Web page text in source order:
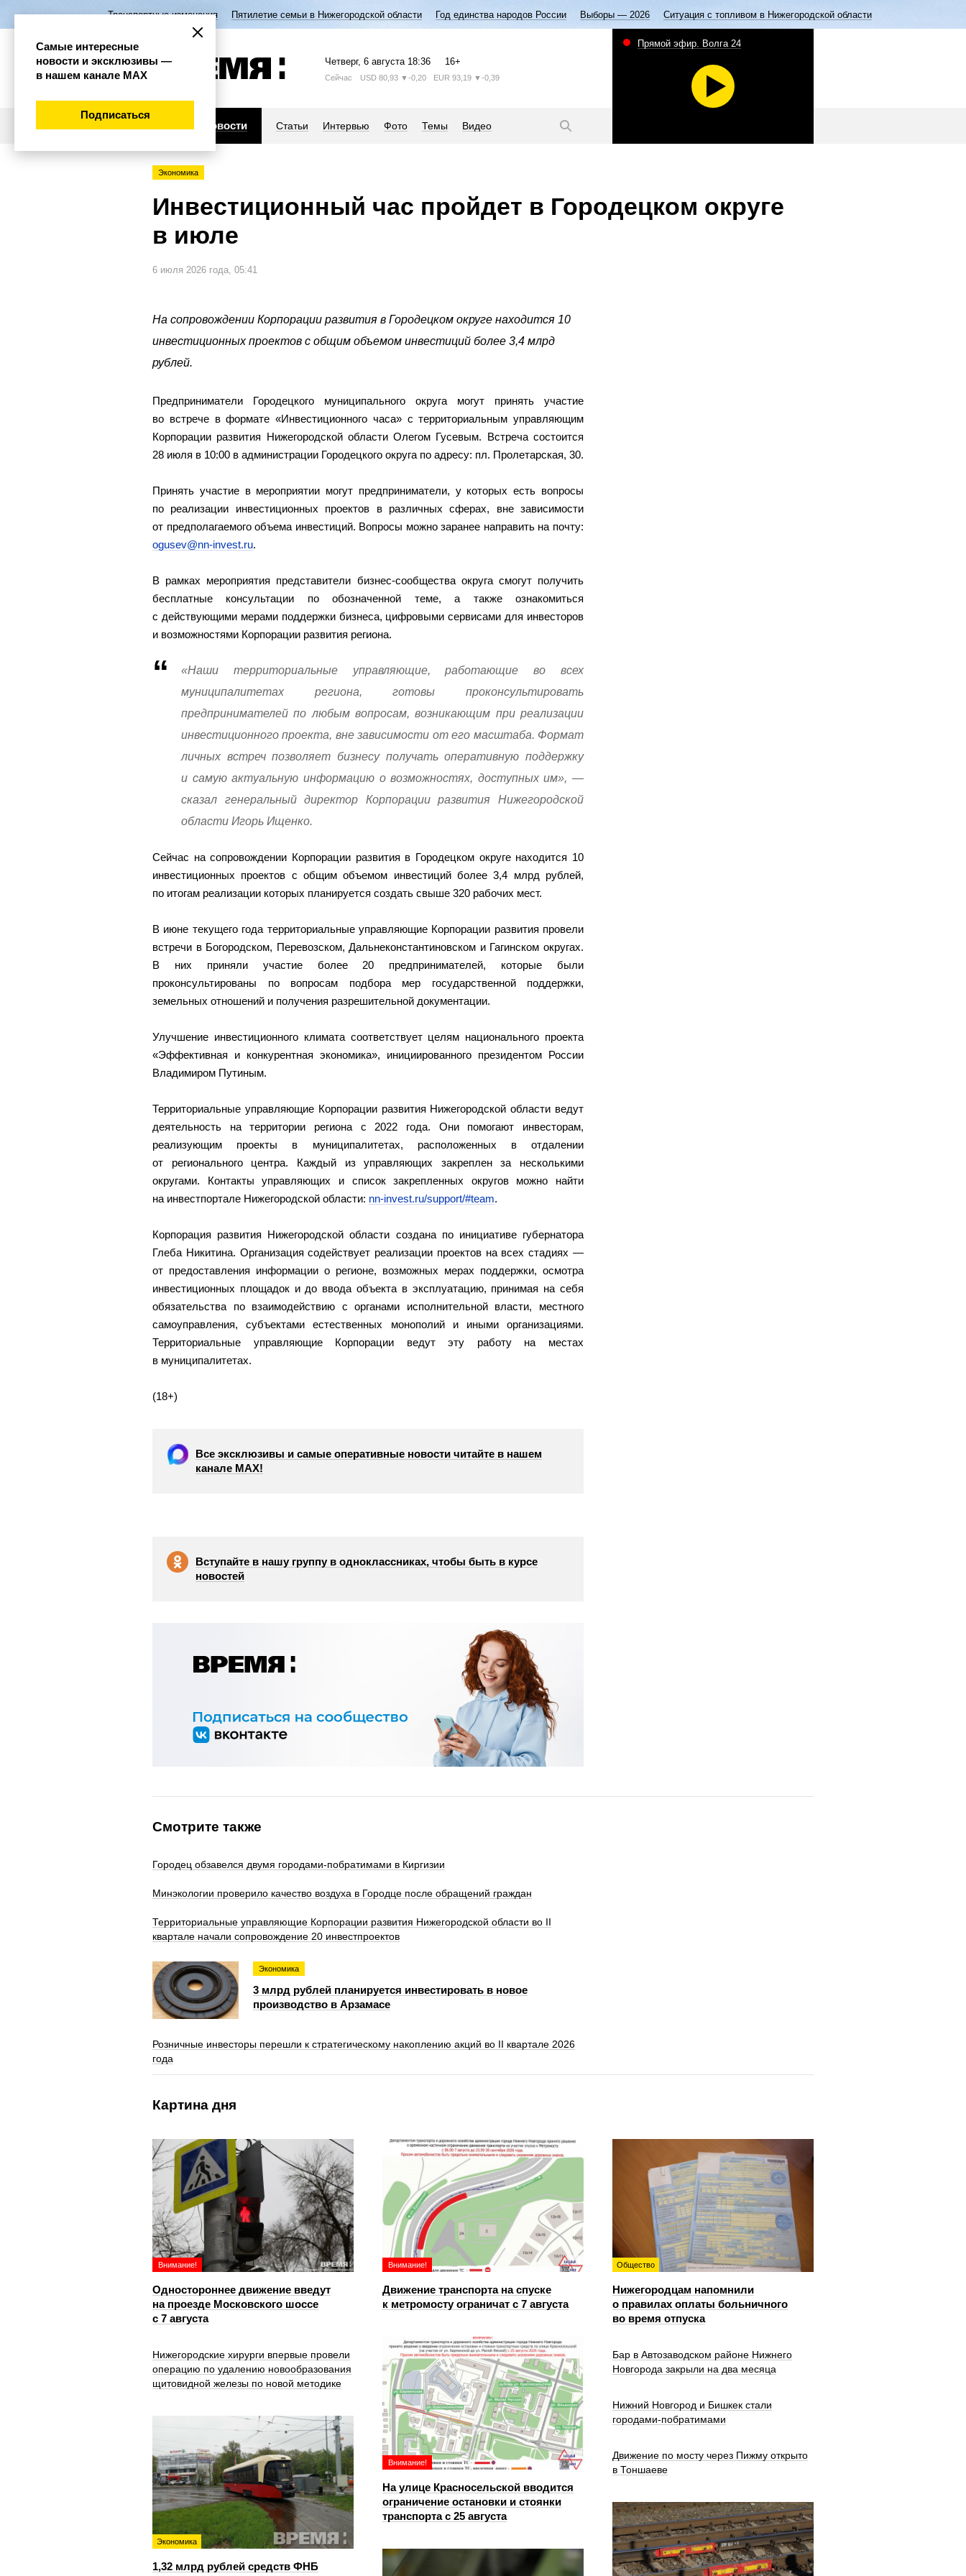
Транспортные изменения Пятилетие семьи в Нижегородской области Год единства народов России Выборы — 2026 Ситуация с топливом в Нижегородской области
Четверг, 6 августа 18:36 16+
Сейчас USD 80,93 ▼-0,20 EUR 93,19 ▼-0,39
Новости Статьи Интервью Фото Темы Видео
Прямой эфир. Волга 24
Экономика
Инвестиционный час пройдет в Городецком округе
в июле
6 июля 2026 года, 05:41
На сопровождении Корпорации развития в Городецком округе находится 10
инвестиционных проектов с общим объемом инвестиций более 3,4 млрд
рублей.
Предприниматели Городецкого муниципального округа могут принять участие
во встрече в формате «Инвестиционного часа» с территориальным управляющим
Корпорации развития Нижегородской области Олегом Гусевым. Встреча состоится
28 июля в 10:00 в администрации Городецкого округа по адресу: пл. Пролетарская, 30.
Принять участие в мероприятии могут предприниматели, у которых есть вопросы
по реализации инвестиционных проектов в различных сферах, вне зависимости
от предполагаемого объема инвестиций. Вопросы можно заранее направить на почту:
ogusev@nn-invest.ru.
В рамках мероприятия представители бизнес-сообщества округа смогут получить
бесплатные консультации по обозначенной теме, а также ознакомиться
с действующими мерами поддержки бизнеса, цифровыми сервисами для инвесторов
и возможностями Корпорации развития региона.
«Наши территориальные управляющие, работающие во всех
муниципалитетах региона, готовы проконсультировать
предпринимателей по любым вопросам, возникающим при реализации
инвестиционного проекта, вне зависимости от его масштаба. Формат
личных встреч позволяет бизнесу получать оперативную поддержку
и самую актуальную информацию о возможностях, доступных им», —
сказал генеральный директор Корпорации развития Нижегородской
области Игорь Ищенко.
Сейчас на сопровождении Корпорации развития в Городецком округе находится 10
инвестиционных проектов с общим объемом инвестиций более 3,4 млрд рублей,
по итогам реализации которых планируется создать свыше 320 рабочих мест.
В июне текущего года территориальные управляющие Корпорации развития провели
встречи в Богородском, Перевозском, Дальнеконстантиновском и Гагинском округах.
В них приняли участие более 20 предпринимателей, которые были
проконсультированы по вопросам подбора мер государственной поддержки,
земельных отношений и получения разрешительной документации.
Улучшение инвестиционного климата соответствует целям национального проекта
«Эффективная и конкурентная экономика», инициированного президентом России
Владимиром Путиным.
Территориальные управляющие Корпорации развития Нижегородской области ведут
деятельность на территории региона с 2022 года. Они помогают инвесторам,
реализующим проекты в муниципалитетах, расположенных в отдалении
от регионального центра. Каждый из управляющих закреплен за несколькими
округами. Контакты управляющих и список закрепленных округов можно найти
на инвестпортале Нижегородской области: nn-invest.ru/support/#team.
Корпорация развития Нижегородской области создана по инициативе губернатора
Глеба Никитина. Организация содействует реализации проектов на всех стадиях —
от предоставления информации о регионе, возможных мерах поддержки, осмотра
инвестиционных площадок и до ввода объекта в эксплуатацию, принимая на себя
обязательства по взаимодействию с органами исполнительной власти, местного
самоуправления, субъектами естественных монополий и иными организациями.
Территориальные управляющие Корпорации ведут эту работу на местах
в муниципалитетах.
(18+)
Все эксклюзивы и самые оперативные новости читайте в нашем
канале МАХ!
Вступайте в нашу группу в одноклассниках, чтобы быть в курсе
новостей
Смотрите также
Городец обзавелся двумя городами‑побратимами в Киргизии
Минэкологии проверило качество воздуха в Городце после обращений граждан
Территориальные управляющие Корпорации развития Нижегородской области во II
квартале начали сопровождение 20 инвестпроектов
Экономика
3 млрд рублей планируется инвестировать в новое
производство в Арзамасе
Розничные инвесторы перешли к стратегическому накоплению акций во II квартале 2026
года
Картина дня
Внимание!
Одностороннее движение введут
на проезде Московского шоссе
с 7 августа
Внимание!
Движение транспорта на спуске
к метромосту ограничат с 7 августа
Общество
Нижегородцам напомнили
о правилах оплаты больничного
во время отпуска
Внимание!
На улице Красносельской вводится
ограничение остановки и стоянки
транспорта с 25 августа
Нижегородские хирурги впервые провели
операцию по удалению новообразования
щитовидной железы по новой методике
Бар в Автозаводском районе Нижнего
Новгорода закрыли на два месяца
Нижний Новгород и Бишкек стали
городами-побратимами
Экономика
1,32 млрд рублей средств ФНБ
Движение по мосту через Пижму открыто
в Тоншаеве
Самые интересные
новости и эксклюзивы —
в нашем канале МАХ
Подписаться